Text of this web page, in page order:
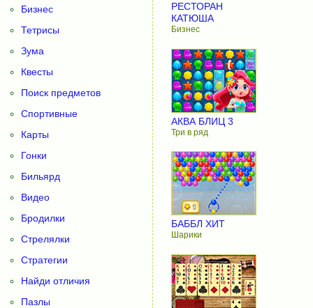
Бизнес
Тетрисы
Зума
Квесты
Поиск предметов
Спортивные
Карты
Гонки
Бильярд
Видео
Бродилки
Стрелялки
Стратегии
Найди отличия
Пазлы
РЕСТОРАН
КАТЮША
Бизнес
АКВА БЛИЦ 3
Три в ряд
БАББЛ ХИТ
Шарики